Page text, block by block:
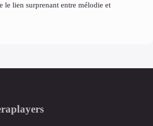
le lien surprenant entre mélodie et